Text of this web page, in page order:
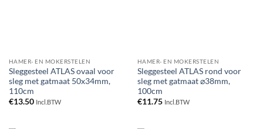
HAMER- EN MOKERSTELEN
Sleggesteel ATLAS ovaal voor
sleg met gatmaat 50x34mm,
110cm
€13.50 Incl.BTW
HAMER- EN MOKERSTELEN
Sleggesteel ATLAS rond voor
sleg met gatmaat ⌀38mm,
100cm
€11.75 Incl.BTW